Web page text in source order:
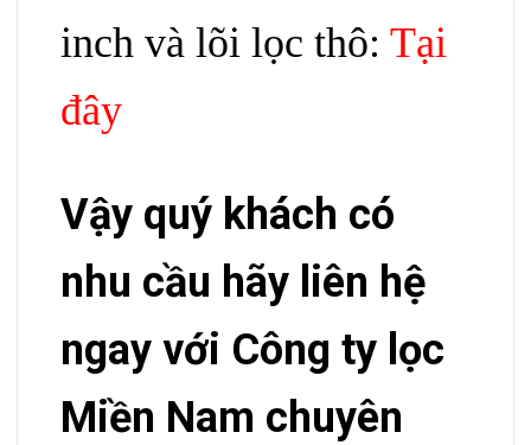
inch và lõi lọc thô: Tại
đây
Vậy quý khách có
nhu cầu hãy liên hệ
ngay với Công ty lọc
Miền Nam chuyên